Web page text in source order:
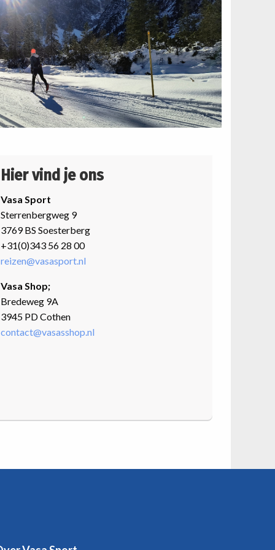
Hier vind je ons
Vasa Sport
Sterrenbergweg 9
3769 BS Soesterberg
+31(0)343 56 28 00
reizen@vasasport.nl
Vasa Shop;
Bredeweg 9A
3945 PD Cothen
contact@vasasshop.nl